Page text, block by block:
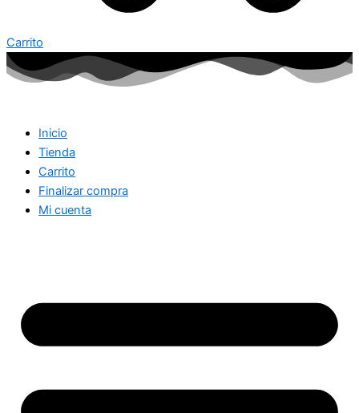
Carrito
Inicio
Tienda
Carrito
Finalizar compra
Mi cuenta